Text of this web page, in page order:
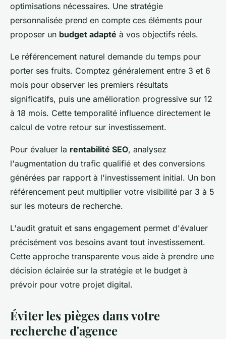
optimisations nécessaires. Une stratégie
personnalisée prend en compte ces éléments pour
proposer un budget adapté à vos objectifs réels.
Le référencement naturel demande du temps pour
porter ses fruits. Comptez généralement entre 3 et 6
mois pour observer les premiers résultats
significatifs, puis une amélioration progressive sur 12
à 18 mois. Cette temporalité influence directement le
calcul de votre retour sur investissement.
Pour évaluer la rentabilité SEO, analysez
l'augmentation du trafic qualifié et des conversions
générées par rapport à l'investissement initial. Un bon
référencement peut multiplier votre visibilité par 3 à 5
sur les moteurs de recherche.
L'audit gratuit et sans engagement permet d'évaluer
précisément vos besoins avant tout investissement.
Cette approche transparente vous aide à prendre une
décision éclairée sur la stratégie et le budget à
prévoir pour votre projet digital.
Éviter les pièges dans votre
recherche d'agence